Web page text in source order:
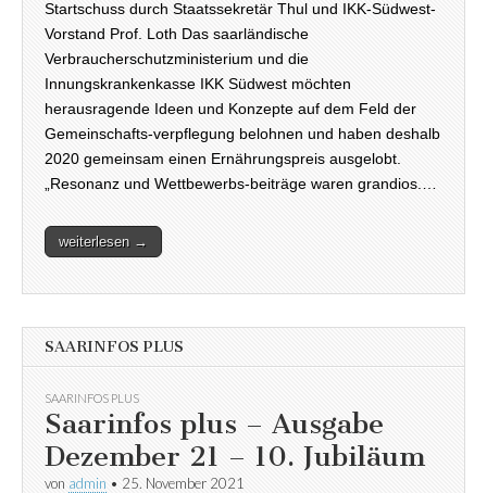
Startschuss durch Staatssekretär Thul und IKK-Südwest-
Vorstand Prof. Loth Das saarländische
Verbraucherschutzministerium und die
Innungskrankenkasse IKK Südwest möchten
herausragende Ideen und Konzepte auf dem Feld der
Gemeinschafts-verpflegung belohnen und haben deshalb
2020 gemeinsam einen Ernährungspreis ausgelobt.
„Resonanz und Wettbewerbs-beiträge waren grandios.…
weiterlesen →
SAARINFOS PLUS
SAARINFOS PLUS
Saarinfos plus – Ausgabe
Dezember 21 – 10. Jubiläum
von admin • 25. November 2021